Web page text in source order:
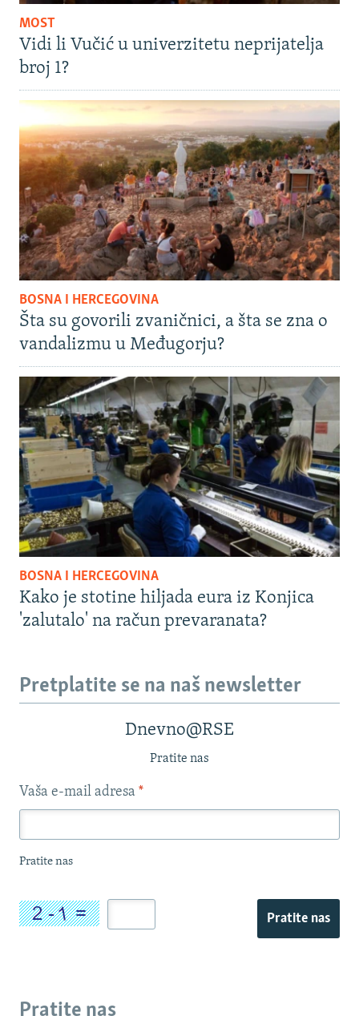
MOST
Vidi li Vučić u univerzitetu neprijatelja
broj 1?
BOSNA I HERCEGOVINA
Šta su govorili zvaničnici, a šta se zna o
vandalizmu u Međugorju?
BOSNA I HERCEGOVINA
Kako je stotine hiljada eura iz Konjica
'zalutalo' na račun prevaranata?
Pretplatite se na naš newsletter
Dnevno@RSE
Pratite nas
Vaša e-mail adresa *
Pratite nas
Pratite nas
Pratite nas